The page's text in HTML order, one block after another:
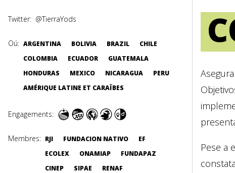
Twitter: @TierraYods
Oú: ARGENTINA BOLIVIA BRAZIL
CHILE
COLOMBIA
ECUADOR
GUATEMALA
HONDURAS
MEXICO NICARAGUA
PERU
AMÉRIQUE LATINE ET CARAÏBES
Engagements:
Membres: RJI FUNDACION NATIVO
EF
ECOLEX
ONAMIAP
FUNDAPAZ
CINEP
SIPAE
RENAF
Pese a